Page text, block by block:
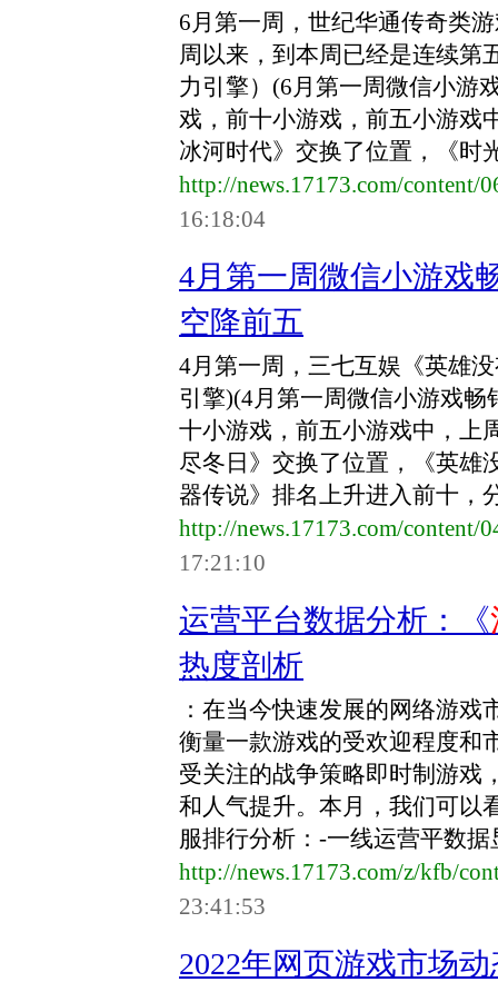
6月第一周，世纪华通传奇类
周以来，到本周已经是连续第
力引擎）(6月第一周微信小游
戏，前十小游戏，前五小游戏
冰河时代》交换了位置，《时
http://news.17173.com/content/
16:18:04
4月第一周微信小游戏
空降前五
4月第一周，三七互娱《英雄
引擎)(4月第一周微信小游戏畅
十小游戏，前五小游戏中，上
尽冬日》交换了位置，《英雄
器传说》排名上升进入前十，
http://news.17173.com/content/
17:21:10
运营平台数据分析：《
热度剖析
：在当今快速发展的网络游
衡量一款游戏的受欢迎程度和
受关注的战争策略即时制游戏
和人气提升。本月，我们可以
服排行分析：-一线运营平数据
http://news.17173.com/z/kfb/
23:41:53
2022年网页游戏市场